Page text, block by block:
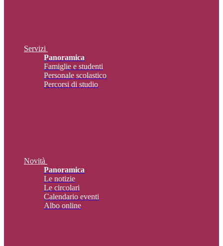
Servizi
Panoramica
Famiglie e studenti
Personale scolastico
Percorsi di studio
Novità
Panoramica
Le notizie
Le circolari
Calendario eventi
Albo online